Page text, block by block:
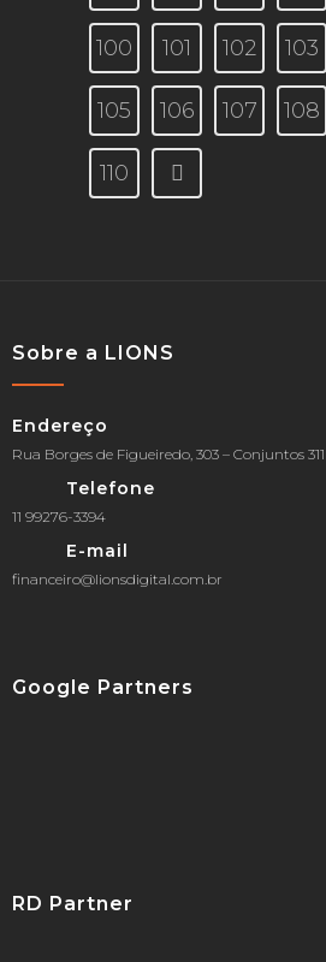
100 101 102 103
105 106 107 108
110
Sobre a LIONS
Endereço
Rua Borges de Figueiredo, 303 – Conjuntos
Telefone
11 99276-3394
E-mail
financeiro@lionsdigital.com.br
Google Partners
RD Partner